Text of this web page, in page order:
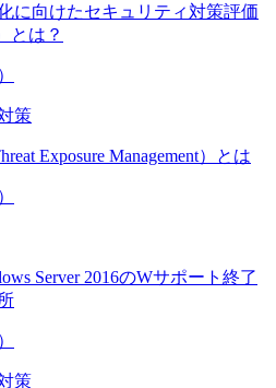
に向けたセキュリティ対策評価
とは？
策
Exposure Management）とは
Server 2016のWサポート終了
策